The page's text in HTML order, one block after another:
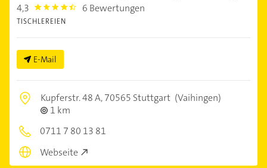
4,3 4.3 6 Bewertungen
TISCHLEREIEN
E-Mail
Kupferstr. 48 A,70565 Stuttgart (Vaihingen)
1 km
0711 7 80 13 81
Webseite